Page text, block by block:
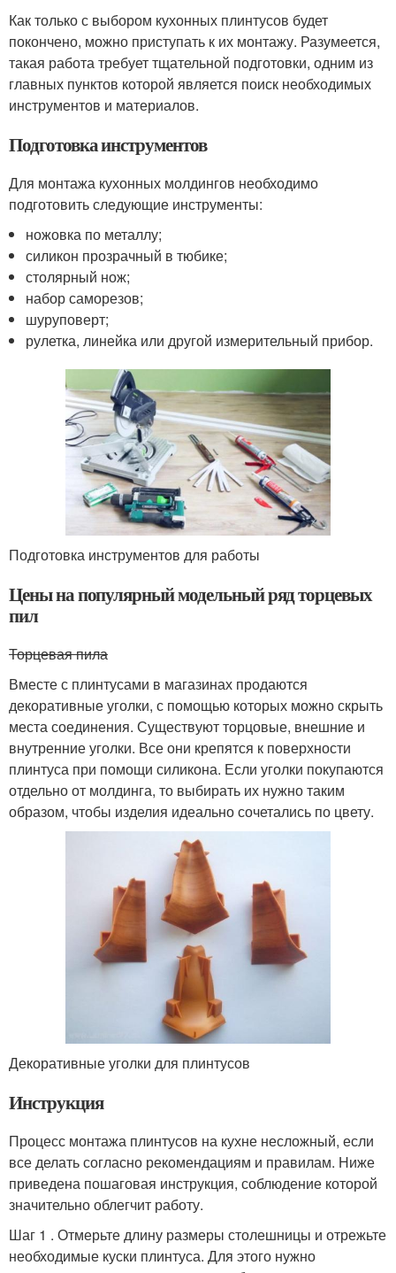
Как только с выбором кухонных плинтусов будет
покончено, можно приступать к их монтажу. Разумеется,
такая работа требует тщательной подготовки, одним из
главных пунктов которой является поиск необходимых
инструментов и материалов.
Подготовка инструментов
Для монтажа кухонных молдингов необходимо
подготовить следующие инструменты:
ножовка по металлу;
силикон прозрачный в тюбике;
столярный нож;
набор саморезов;
шуруповерт;
рулетка, линейка или другой измерительный прибор.
Подготовка инструментов для работы
Цены на популярный модельный ряд торцевых
пил
Торцевая пила
Вместе с плинтусами в магазинах продаются
декоративные уголки, с помощью которых можно скрыть
места соединения. Существуют торцовые, внешние и
внутренние уголки. Все они крепятся к поверхности
плинтуса при помощи силикона. Если уголки покупаются
отдельно от молдинга, то выбирать их нужно таким
образом, чтобы изделия идеально сочетались по цвету.
Декоративные уголки для плинтусов
Инструкция
Процесс монтажа плинтусов на кухне несложный, если
все делать согласно рекомендациям и правилам. Ниже
приведена пошаговая инструкция, соблюдение которой
значительно облегчит работу.
Шаг 1 . Отмерьте длину размеры столешницы и отрежьте
необходимые куски плинтуса. Для этого нужно